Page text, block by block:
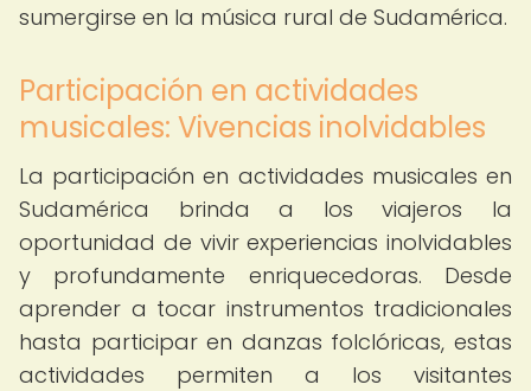
sumergirse en la música rural de Sudamérica.
Participación en actividades
musicales: Vivencias inolvidables
La participación en actividades musicales en
Sudamérica brinda a los viajeros la
oportunidad de vivir experiencias inolvidables
y profundamente enriquecedoras. Desde
aprender a tocar instrumentos tradicionales
hasta participar en danzas folclóricas, estas
actividades permiten a los visitantes